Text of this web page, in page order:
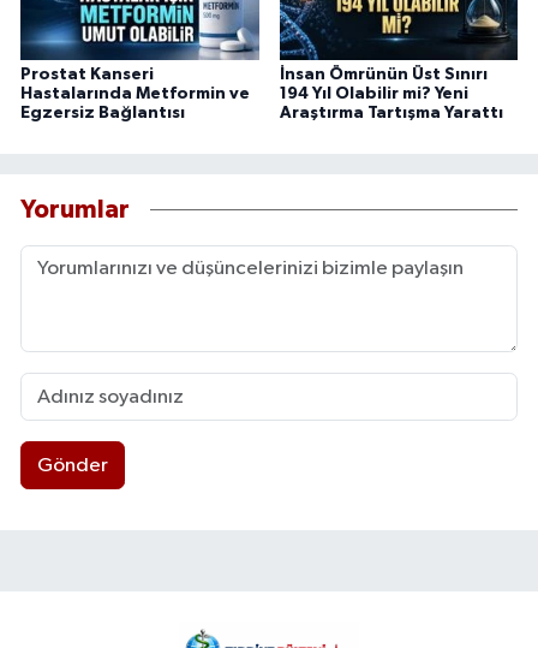
Prostat Kanseri
Hastalarında Metformin ve
Egzersiz Bağlantısı
İnsan Ömrünün Üst Sınırı
194 Yıl Olabilir mi? Yeni
Araştırma Tartışma Yarattı
Yorumlar
Gönder